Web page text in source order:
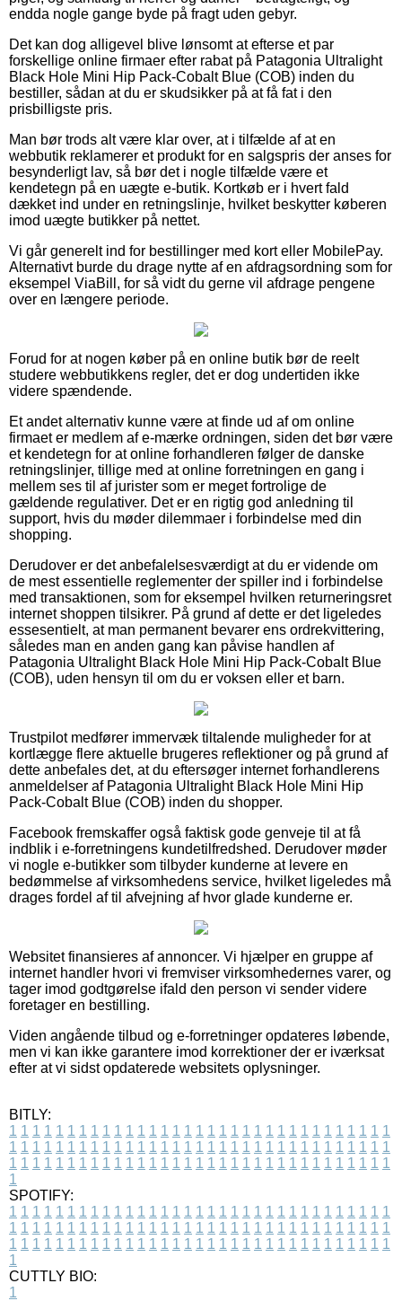
endda nogle gange byde på fragt uden gebyr.
Det kan dog alligevel blive lønsomt at efterse et par
forskellige online firmaer efter rabat på Patagonia Ultralight
Black Hole Mini Hip Pack-Cobalt Blue (COB) inden du
bestiller, sådan at du er skudsikker på at få fat i den
prisbilligste pris.
Man bør trods alt være klar over, at i tilfælde af at en
webbutik reklamerer et produkt for en salgspris der anses for
besynderligt lav, så bør det i nogle tilfælde være et
kendetegn på en uægte e-butik. Kortkøb er i hvert fald
dækket ind under en retningslinje, hvilket beskytter køberen
imod uægte butikker på nettet.
Vi går generelt ind for bestillinger med kort eller MobilePay.
Alternativt burde du drage nytte af en afdragsordning som for
eksempel ViaBill, for så vidt du gerne vil afdrage pengene
over en længere periode.
Forud for at nogen køber på en online butik bør de reelt
studere webbutikkens regler, det er dog undertiden ikke
videre spændende.
Et andet alternativ kunne være at finde ud af om online
firmaet er medlem af e-mærke ordningen, siden det bør være
et kendetegn for at online forhandleren følger de danske
retningslinjer, tillige med at online forretningen en gang i
mellem ses til af jurister som er meget fortrolige de
gældende regulativer. Det er en rigtig god anledning til
support, hvis du møder dilemmaer i forbindelse med din
shopping.
Derudover er det anbefalelsesværdigt at du er vidende om
de mest essentielle reglementer der spiller ind i forbindelse
med transaktionen, som for eksempel hvilken returneringsret
internet shoppen tilsikrer. På grund af dette er det ligeledes
essesentielt, at man permanent bevarer ens ordrekvittering,
således man en anden gang kan påvise handlen af
Patagonia Ultralight Black Hole Mini Hip Pack-Cobalt Blue
(COB), uden hensyn til om du er voksen eller et barn.
Trustpilot medfører immervæk tiltalende muligheder for at
kortlægge flere aktuelle brugeres reflektioner og på grund af
dette anbefales det, at du eftersøger internet forhandlerens
anmeldelser af Patagonia Ultralight Black Hole Mini Hip
Pack-Cobalt Blue (COB) inden du shopper.
Facebook fremskaffer også faktisk gode genveje til at få
indblik i e-forretningens kundetilfredshed. Derudover møder
vi nogle e-butikker som tilbyder kunderne at levere en
bedømmelse af virksomhedens service, hvilket ligeledes må
drages fordel af til afvejning af hvor glade kunderne er.
Websitet finansieres af annoncer. Vi hjælper en gruppe af
internet handler hvori vi fremviser virksomhedernes varer, og
tager imod godtgørelse ifald den person vi sender videre
foretager en bestilling.
Viden angående tilbud og e-forretninger opdateres løbende,
men vi kan ikke garantere imod korrektioner der er iværksat
efter at vi sidst opdaterede websitets oplysninger.
BITLY:
1 1 1 1 1 1 1 1 1 1 1 1 1 1 1 1 1 1 1 1 1 1 1 1 1 1 1 1 1 1 1 1 1
1 1 1 1 1 1 1 1 1 1 1 1 1 1 1 1 1 1 1 1 1 1 1 1 1 1 1 1 1 1 1 1 1
1 1 1 1 1 1 1 1 1 1 1 1 1 1 1 1 1 1 1 1 1 1 1 1 1 1 1 1 1 1 1 1 1
1
SPOTIFY:
1 1 1 1 1 1 1 1 1 1 1 1 1 1 1 1 1 1 1 1 1 1 1 1 1 1 1 1 1 1 1 1 1
1 1 1 1 1 1 1 1 1 1 1 1 1 1 1 1 1 1 1 1 1 1 1 1 1 1 1 1 1 1 1 1 1
1 1 1 1 1 1 1 1 1 1 1 1 1 1 1 1 1 1 1 1 1 1 1 1 1 1 1 1 1 1 1 1 1
1
CUTTLY BIO:
1